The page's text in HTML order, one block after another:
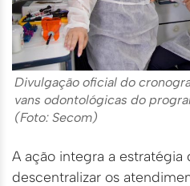
Divulgação oficial do
vans odontológicas do
(Foto: Secom)
A ação integra a estratégia
descentralizar os